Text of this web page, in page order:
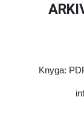
Knyga: